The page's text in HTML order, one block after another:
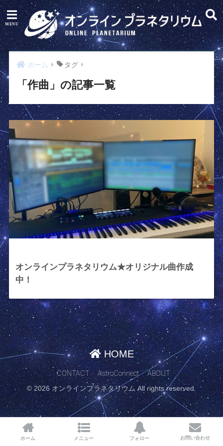
ホーム タグ
「作曲」の記事一覧
オンラインプラネタリウム★オリジナル曲作成
中！
HOME
CONTACT AstroConnect ABOUT
© 2026 オンラインプラネタリウム All rights reserved.
ホーム メニュー フォロー お問い合わせ